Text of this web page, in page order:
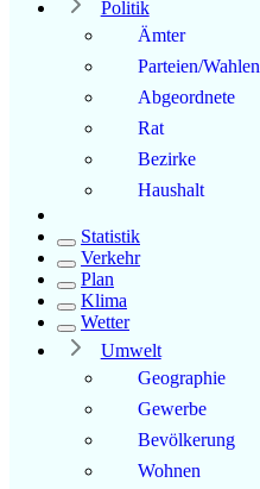
Politik
Ämter
Parteien/Wahlen
Abgeordnete
Rat
Bezirke
Haushalt
Statistik
Verkehr
Plan
Klima
Wetter
Umwelt
Geographie
Gewerbe
Bevölkerung
Wohnen